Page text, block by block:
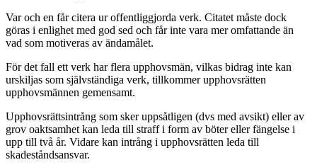
Var och en får citera ur offentliggjorda verk. Citatet måste dock
göras i enlighet med god sed och får inte vara mer omfattande än
vad som motiveras av ändamålet.
För det fall ett verk har flera upphovsmän, vilkas bidrag inte kan
urskiljas som självständiga verk, tillkommer upphovsrätten
upphovsmännen gemensamt.
Upphovsrättsintrång som sker uppsåtligen (dvs med avsikt) eller av
grov oaktsamhet kan leda till straff i form av böter eller fängelse i
upp till två år. Vidare kan intrång i upphovsrätten leda till
skadeståndsansvar.